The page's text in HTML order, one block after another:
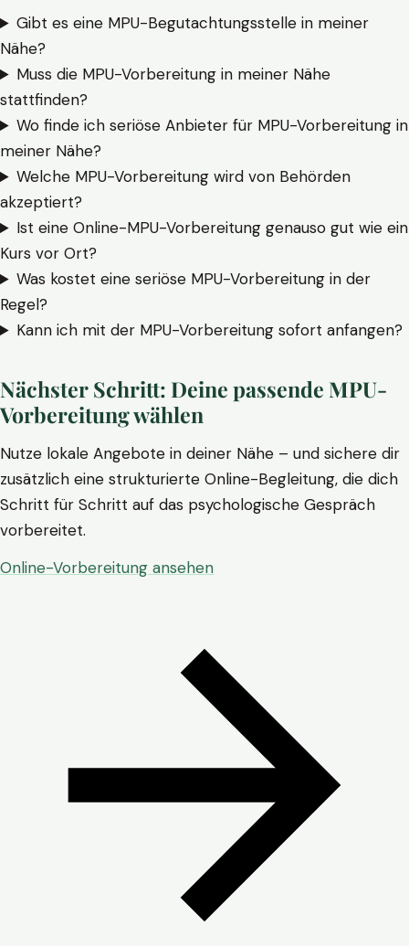
Gibt es eine MPU-Begutachtungsstelle in meiner
Nähe?
Muss die MPU-Vorbereitung in meiner Nähe
stattfinden?
Wo finde ich seriöse Anbieter für MPU-Vorbereitung in
meiner Nähe?
Welche MPU-Vorbereitung wird von Behörden
akzeptiert?
Ist eine Online-MPU-Vorbereitung genauso gut wie ein
Kurs vor Ort?
Was kostet eine seriöse MPU-Vorbereitung in der
Regel?
Kann ich mit der MPU-Vorbereitung sofort anfangen?
Nächster Schritt: Deine passende MPU-
Vorbereitung wählen
Nutze lokale Angebote in deiner Nähe – und sichere dir
zusätzlich eine strukturierte Online-Begleitung, die dich
Schritt für Schritt auf das psychologische Gespräch
vorbereitet.
Online-Vorbereitung ansehen